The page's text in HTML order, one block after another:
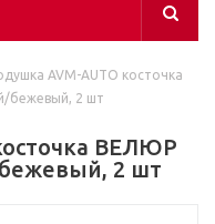
AVM-AUTO косточка
бежевый, 2 шт
ВЕЛЮР
2 шт